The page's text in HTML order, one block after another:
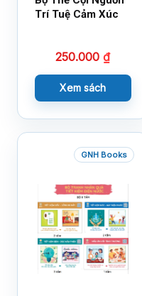
Trí Tuệ Cảm Xúc
250.000₫
Xem sách
GNH Books